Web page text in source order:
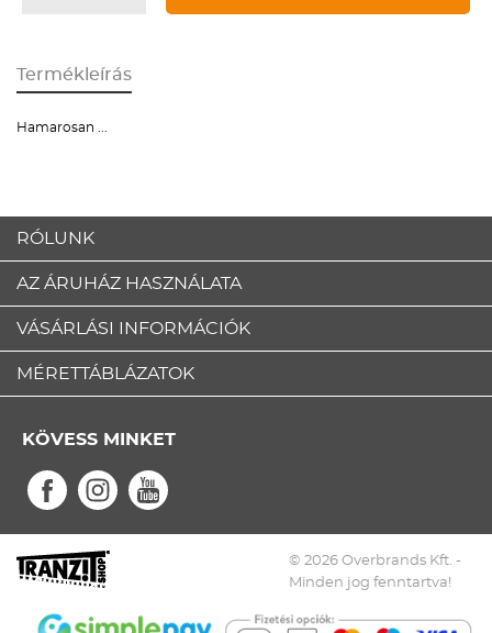
Termékleírás
Hamarosan ...
RÓLUNK
AZ ÁRUHÁZ HASZNÁLATA
VÁSÁRLÁSI INFORMÁCIÓK
MÉRETTÁBLÁZATOK
KÖVESS MINKET
© 2026 Overbrands Kft. -
Minden jog fenntartva!